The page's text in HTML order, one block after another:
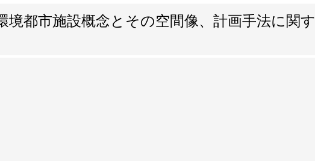
都市施設概念とその空間像、計画手法に関す